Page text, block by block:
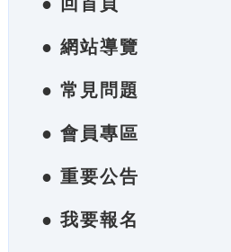
● 網站導覽
● 常見問題
● 會員專區
● 重要公告
● 我要報名